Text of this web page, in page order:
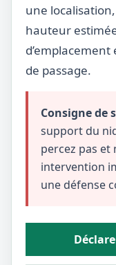
une
hauteur
de passage.
Consigne de
support du
percez pas et
intervention
une défense